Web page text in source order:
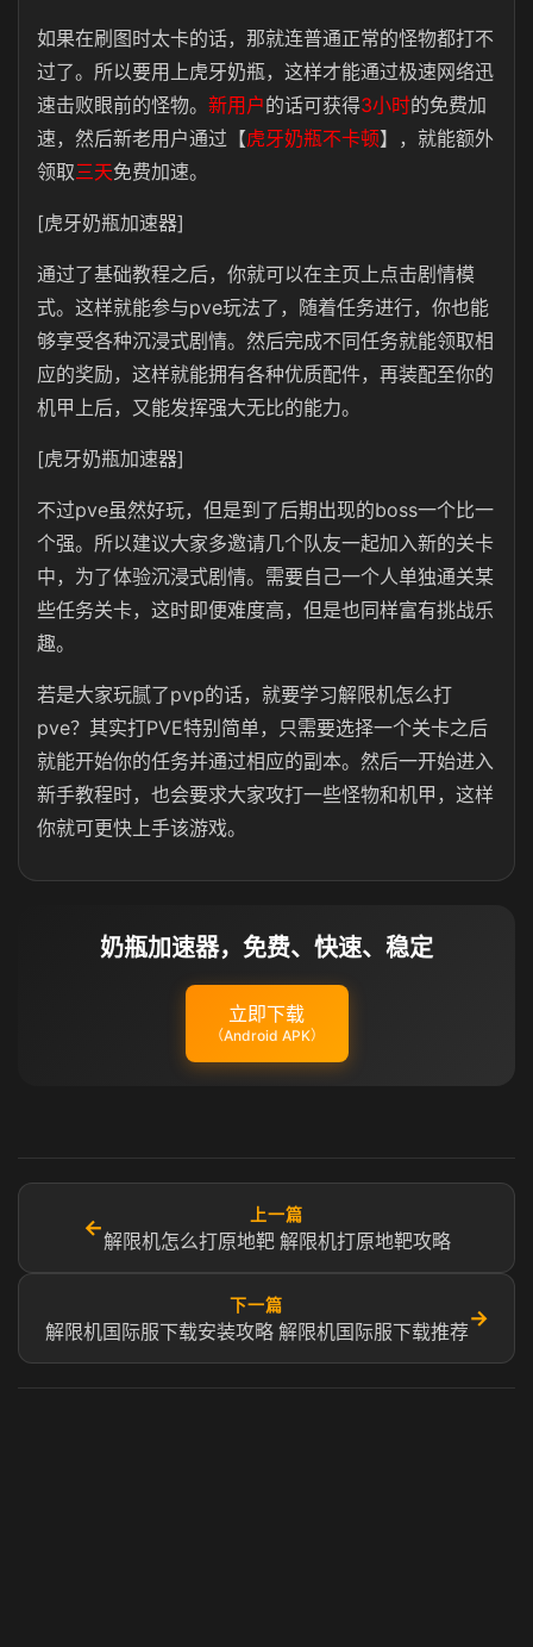
如果在刷图时太卡的话，那就连普通正常的怪物都打不
过了。所以要用上虎牙奶瓶，这样才能通过极速网络迅
速击败眼前的怪物。 新用户的话可获得3小时的免费加
速，然后新老用户通过【虎牙奶瓶不卡顿】，就能额外
领取三天免费加速。
[虎牙奶瓶加速器]
通过了基础教程之后，你就可以在主页上点击剧情模
式。这样就能参与pve玩法了，随着任务进行，你也能
够享受各种沉浸式剧情。然后完成不同任务就能领取相
应的奖励，这样就能拥有各种优质配件，再装配至你的
机甲上后，又能发挥强大无比的能力。
[虎牙奶瓶加速器]
不过pve虽然好玩，但是到了后期出现的boss一个比一
个强。所以建议大家多邀请几个队友一起加入新的关卡
中，为了体验沉浸式剧情。需要自己一个人单独通关某
些任务关卡，这时即便难度高，但是也同样富有挑战乐
趣。
若是大家玩腻了pvp的话，就要学习解限机怎么打
pve？其实打PVE特别简单，只需要选择一个关卡之后
就能开始你的任务并通过相应的副本。然后一开始进入
新手教程时，也会要求大家攻打一些怪物和机甲，这样
你就可更快上手该游戏。
奶瓶加速器，免费、快速、稳定
立即下载
（Android APK）
←
上一篇
解限机怎么打原地靶 解限机打原地靶攻略
下一篇
解限机国际服下载安装攻略 解限机国际服下载推荐
→